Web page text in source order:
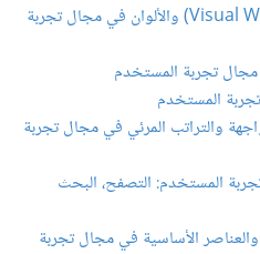
مفهوم الثقل المرئي (Visual Weight) والألوان في مجال تجربة
مجال تجربة المستخدم
المستخدم
والتراتب المرئي في مجال تجربة
المستخدم: التصفح، البحث
الأساسية في مجال تجربة